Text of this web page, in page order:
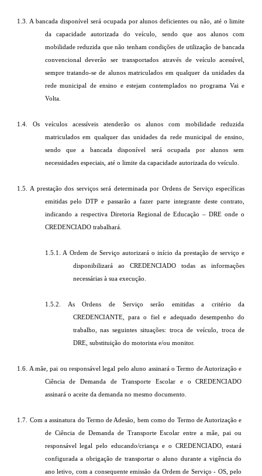
1.3. A bancada disponível será ocupada por alunos deficientes ou não, até o limite
da capacidade autorizada do veículo, sendo que aos alunos com
mobilidade reduzida que não tenham condições de utilização de bancada
convencional deverão ser transportados através de veículo acessível,
sempre tratando-se de alunos matriculados em qualquer da unidades da
rede municipal de ensino e estejam contemplados no programa Vai e
Volta.
1.4. Os veículos acessíveis atenderão os alunos com mobilidade reduzida
matriculados em qualquer das unidades da rede municipal de ensino,
sendo que a bancada disponível será ocupada por alunos sem
necessidades especiais, até o limite da capacidade autorizada do veículo.
1.5. A prestação dos serviços será determinada por Ordens de Serviço específicas
emitidas pelo DTP e passarão a fazer parte integrante deste contrato,
indicando a respectiva Diretoria Regional de Educação – DRE onde o
CREDENCIADO trabalhará.
1.5.1. A Ordem de Serviço autorizará o início da prestação de serviço e
disponibilizará ao CREDENCIADO todas as informações
necessárias à sua execução.
1.5.2. As Ordens de Serviço serão emitidas a critério da
CREDENCIANTE, para o fiel e adequado desempenho do
trabalho, nas seguintes situações: troca de veículo, troca de
DRE, substituição do motorista e/ou monitor.
1.6. A mãe, pai ou responsável legal pelo aluno assinará o Termo de Autorização e
Ciência de Demanda de Transporte Escolar e o CREDENCIADO
assinará o aceite da demanda no mesmo documento.
1.7. Com a assinatura do Termo de Adesão, bem como do Termo de Autorização e
de Ciência de Demanda de Transporte Escolar entre a mãe, pai ou
responsável legal pelo educando/criança e o CREDENCIADO, estará
configurada a obrigação de transportar o aluno durante a vigência do
ano letivo, com a consequente emissão da Ordem de Serviço - OS, pelo